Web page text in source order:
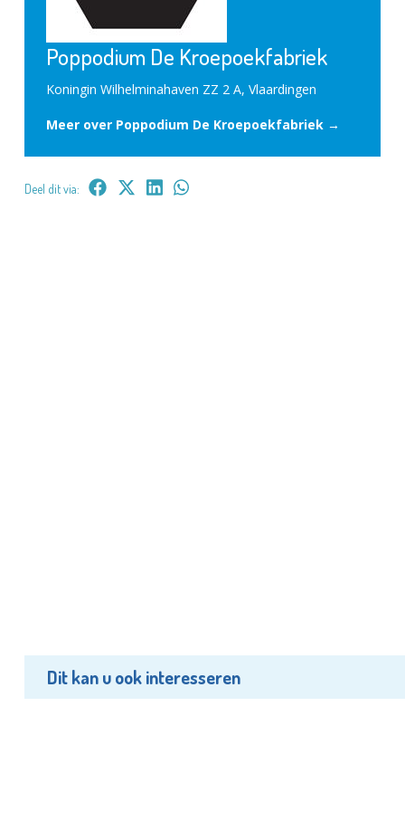
Poppodium De Kroepoekfabriek
Koningin Wilhelminahaven ZZ 2 A, Vlaardingen
Meer over Poppodium De Kroepoekfabriek →
Deel dit via:
Dit kan u ook interesseren